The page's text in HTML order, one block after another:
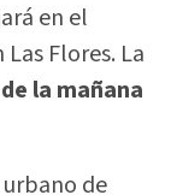
en el
Flores. La
la mañana
urbano de